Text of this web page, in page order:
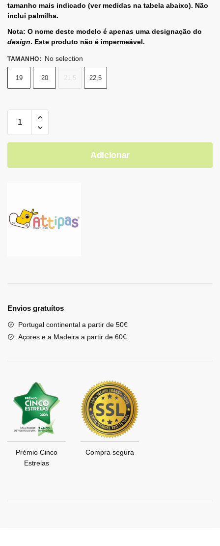
tamanho mais indicado (ver medidas na tabela abaixo). Não
inclui palmilha.
Nota: O nome deste modelo é apenas uma designação do
design. Este produto não é impermeável.
TAMANHO: No selection
19 20 22,5
Adicionar
Envios gratuítos
Portugal continental a partir de 50€
Açores e a Madeira a partir de 60€
Prémio Cinco
Estrelas
Compra segura